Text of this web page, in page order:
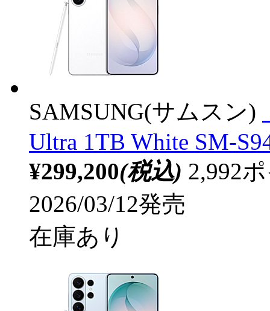
SAMSUNG(サムスン)
Ultra 1TB White SM-
¥299,200(税込) 2,992
2026/03/12発売
在庫あり